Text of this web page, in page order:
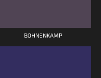
BOHNENKAMP